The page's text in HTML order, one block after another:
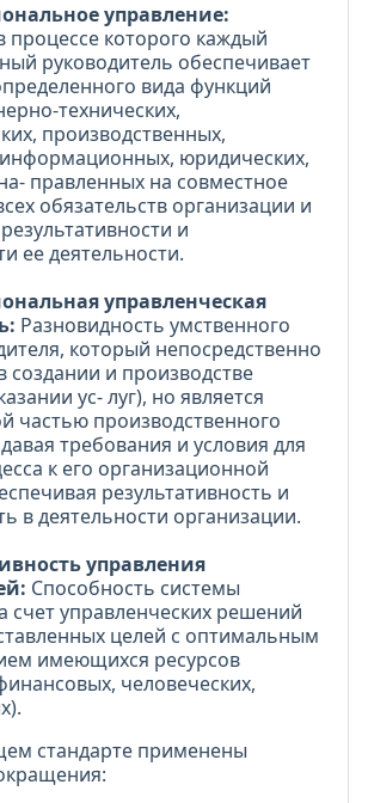
управление:
процессе которого каждый
руководитель обеспечивает
вида функций
технических,
производственных,
юридических,
правленных на совместное
обязательств организации и
и
ее деятельности.
управленческая
Разновидность умственного
который непосредственно
создании и производстве
ус- луг), но является
частью производственного
требования и условия для
к его организационной
результативность и
в деятельности организации.
управления
Способность системы
счет управленческих решений
целей с оптимальным
имеющихся ресурсов
человеческих,
стандарте применены